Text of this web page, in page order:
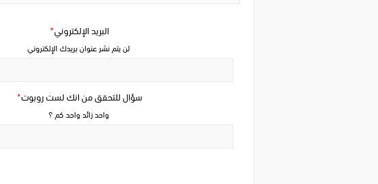
سؤال للتحقق من انك لست روبوت*
واحد زائد واحد كم ؟
البريد الإلكتروني*
لن يتم نشر عنوان بريدك الإلكتروني